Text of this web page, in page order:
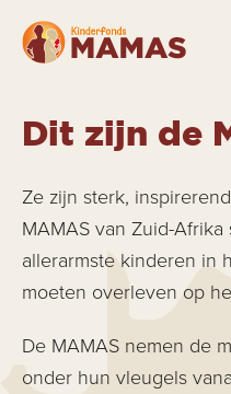
Dit zijn de
Ze zijn sterk,
MAMAS van Zuid-
allerarmste kinderen in
moeten overleven op
De MAMAS nemen de
onder hun vleugels